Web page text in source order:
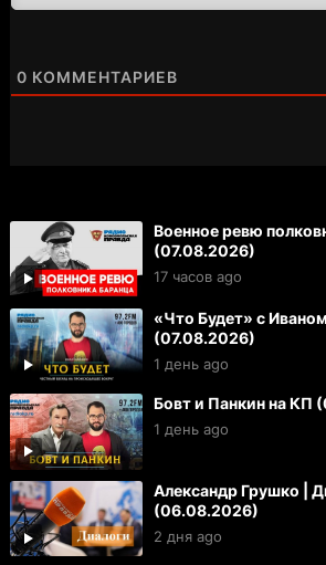
0 КОММЕНТАРИЕВ
Военное ревю
(07.08.2026)
17 часов ago
«Что Будет» с
(07.08.2026)
1 день ago
Бовт и Панкин на КП
1 день ago
Александр Грушко |
(06.08.2026)
2 дня ago